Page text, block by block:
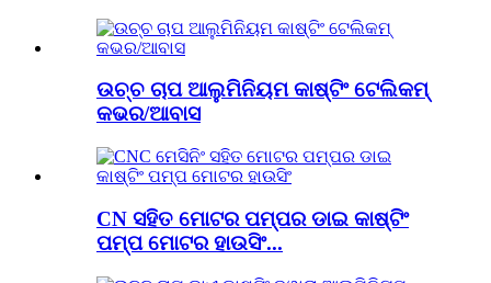
ଉଚ୍ଚ ଚାପ ଆଲୁମିନିୟମ କାଷ୍ଟିଂ ଟେଲିକମ୍
କଭର/ଆବାସ
CN ସହିତ ମୋଟର ପମ୍ପର ଡାଇ କାଷ୍ଟିଂ
ପମ୍ପ ମୋଟର ହାଉସିଂ...